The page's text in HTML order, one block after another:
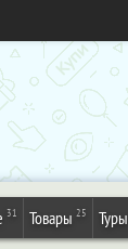
31 Товары 25 Туры